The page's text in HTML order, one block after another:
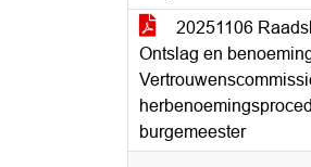
20251106
Ontslag en
burgemeester